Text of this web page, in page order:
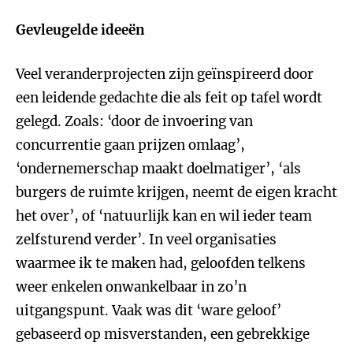
Gevleugelde ideeën
Veel veranderprojecten zijn geïnspireerd door
een leidende gedachte die als feit op tafel wordt
gelegd. Zoals: ‘door de invoering van
concurrentie gaan prijzen omlaag’,
‘ondernemerschap maakt doelmatiger’, ‘als
burgers de ruimte krijgen, neemt de eigen kracht
het over’, of ‘natuurlijk kan en wil ieder team
zelfsturend verder’. In veel organisaties
waarmee ik te maken had, geloofden telkens
weer enkelen onwankelbaar in zo’n
uitgangspunt. Vaak was dit ‘ware geloof’
gebaseerd op misverstanden, een gebrekkige